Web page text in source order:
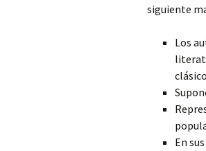
siguiente
Los
En